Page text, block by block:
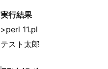
実行結果
>perl 11.pl
テスト太郎